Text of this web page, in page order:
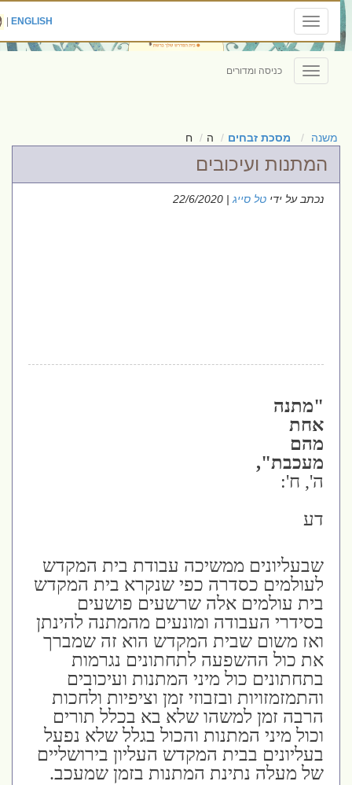
Toggle
navigation
ENGLISH
|
Toggle
navigation
כניסה ומדורים
משנה מסכת זבחים ה ח
המתנות ועיכובים
נכתב על ידיטל סייג| 22/6/2020
"מתנה
אחת
מהם
מעכבת",
ה', ח':
דע
שבעליונים ממשיכה עבודת בית המקדש
לעולמים כסדרה כפי שנקרא בית המקדש
בית עולמים אלה שרשעים פושעים
בסידרי העבודה ומונעים מהמתנה להינתן
ואז משום שבית המקדש הוא זה שמברך
את כול ההשפעה לתחתונים נגרמות
בתחתונים כול מיני המתנות ועיכובים
והתמזמזויות ובזבוזי זמן וציפיות ולחכות
הרבה זמן למשהו שלא בא בכלל תורים
וכול מיני המתנות והכול בגלל שלא נפעל
בעליונים בבית המקדש העליון בירושליים
של מעלה נתינת המתנות בזמן שמעכב.